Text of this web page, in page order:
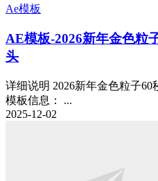
Ae模板
AE模板-2026新年金色粒
头
详细说明 2026新年金色粒子
模板信息： ...
2025-12-02